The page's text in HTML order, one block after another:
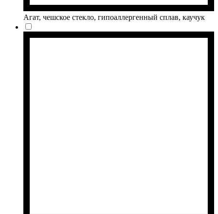
Агат, чешское стекло, гипоаллергенный сплав, каучук